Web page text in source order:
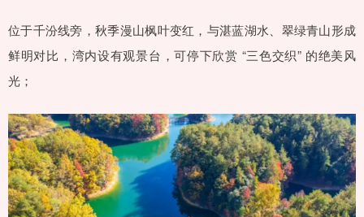
位于千汾线旁，秋季漫山枫叶变红，与湛蓝湖水、翠绿青山形成
鲜明对比，湾内设有观景台，可停下欣赏 “三色交织” 的绝美风
光；